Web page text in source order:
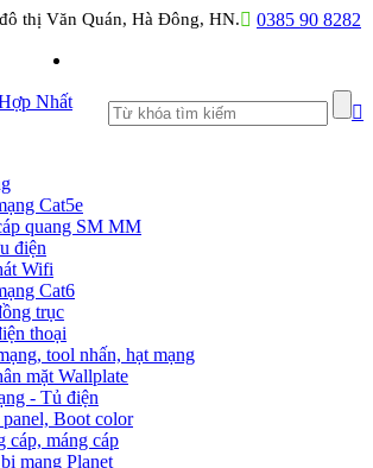
thị Văn Quán, Hà Đông, HN. 0385 90 8282
Cat5e
quang SM MM
điện
Wifi
Cat6
trục
thoại
tool nhấn, hạt mạng
mặt Wallplate
- Tủ điện
panel, Boot color
cáp, máng cáp
mạng Planet